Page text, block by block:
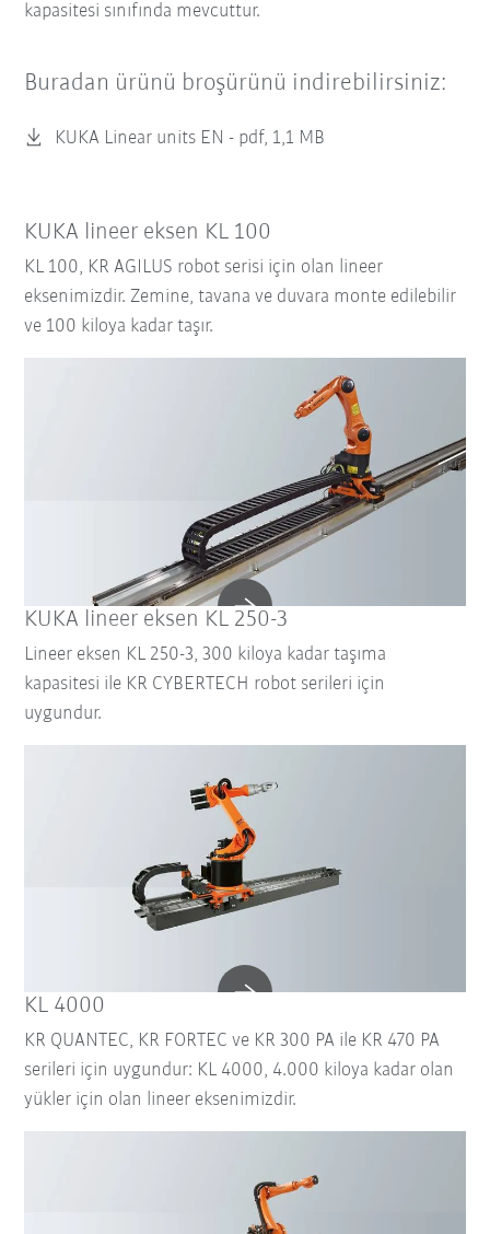
kapasitesi sınıfında mevcuttur.
Buradan ürünü broşürünü indirebilirsiniz:
KUKA Linear units EN - pdf, 1,1 MB
KUKA lineer eksen KL 100
KL 100, KR AGILUS robot serisi için olan lineer
eksenimizdir. Zemine, tavana ve duvara monte edilebilir
ve 100 kiloya kadar taşır.
KUKA lineer eksen KL 250-3
Lineer eksen KL 250-3, 300 kiloya kadar taşıma
kapasitesi ile KR CYBERTECH robot serileri için
uygundur.
KL 4000
KR QUANTEC, KR FORTEC ve KR 300 PA ile KR 470 PA
serileri için uygundur: KL 4000, 4.000 kiloya kadar olan
yükler için olan lineer eksenimizdir.